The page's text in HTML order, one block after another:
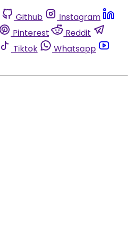
Github
Instagram
Pinterest
Reddit
Tiktok
Whatsapp